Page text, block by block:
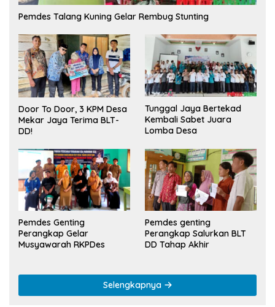
Pemdes Talang Kuning Gelar Rembug Stunting
Door To Door, 3 KPM Desa
Mekar Jaya Terima BLT-
DD!
Tunggal Jaya Bertekad
Kembali Sabet Juara
Lomba Desa
Pemdes Genting
Perangkap Gelar
Musyawarah RKPDes
Pemdes genting
Perangkap Salurkan BLT
DD Tahap Akhir
Selengkapnya